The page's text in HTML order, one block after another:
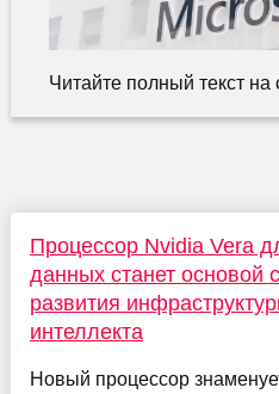
Читайте полный текст на
Процессор Nvidia Vera
данных станет основой
развития
интеллекта
Новый процессор